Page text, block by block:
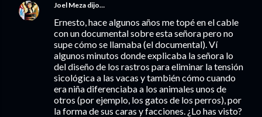
Joel Meza dijo…
Ernesto, hace algunos años me topé en el cable
con un documental sobre esta señora pero no
supe cómo se llamaba (el documental). Ví
algunos minutos donde explicaba la señora lo
del diseño de los rastros para eliminar la tensión
sicológica a las vacas y también cómo cuando
era niña diferenciaba a los animales unos de
otros (por ejemplo, los gatos de los perros), por
la forma de sus caras y facciones. ¿Lo has visto?